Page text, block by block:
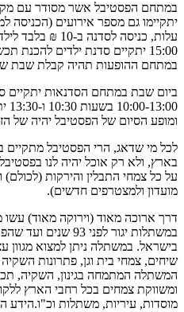
במתחם הפסטיבל אשר מסודר עם
יתקיימו גם מספר אירועים (הכניסה
במתחם ההופעות תהיה קבלת שבת
ביום שבת במתחם הסדנאות יתקיים
ומופע הסיום של הפסטיבל יהיה של
לכל מי שדאג, הרי הפסטיבל
מועדון ולמצטרפים חדשים).
דרך ארוכה מאוד (וירוקה מאוד)
במשתלות יגור לפני
בישראל. במשתלה ניתן למצוא
שיחים, צמחי בית וגן, פתרונות השקיה
המשתלה המתמחה בגינון, השקיה,
ומשווקת צמחים בכל רחבי הארץ
מוסדות, עיריות, משתלות